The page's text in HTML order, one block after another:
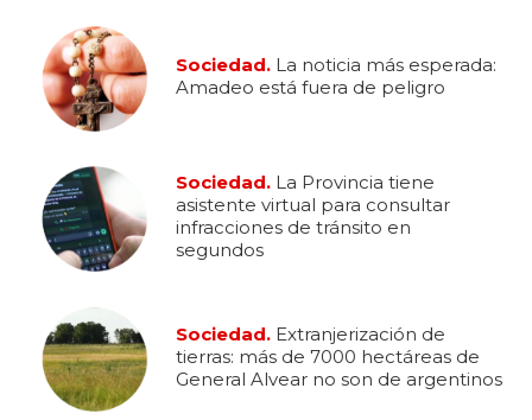
Sociedad. La noticia más esperada:
Amadeo está fuera de peligro
Sociedad. La Provincia tiene
asistente virtual para consultar
infracciones de tránsito en
segundos
Sociedad. Extranjerización de
tierras: más de 7000 hectáreas de
General Alvear no son de argentinos